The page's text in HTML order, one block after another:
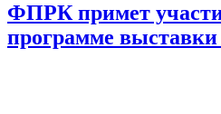
ФПРК примет
программе выставки